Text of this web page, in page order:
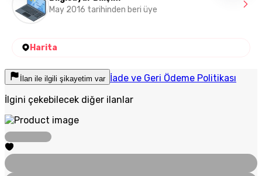
May 2016 tarihinden beri üye
Harita
İlan ile ilgili şikayetim var İade ve Geri Ödeme Politikası
İlgini çekebilecek diğer ilanlar